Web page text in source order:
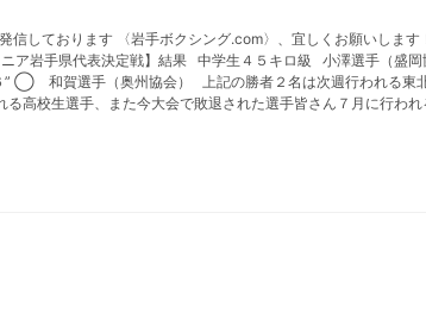
ております 〈岩手ボクシング.com〉、宜しくお願いしま
ア岩手県代表決定戦】結果 中学生４５キロ級 小澤選手（
和賀選手（奥州協会） 上記の勝者２名は次週行われる東
校生選手、また今大会で敗退された選手皆さん７月に行わ